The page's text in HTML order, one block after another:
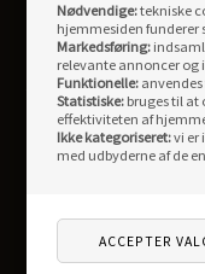
Nødvendige:tekniske
hjemmesiden funderer
Markedsføring:
relevante annoncer og
Funktionelle:
Statistiske: bruges til at
effektiviteten af
Ikke kategoriseret:vi er
med udbyderne af de
Storegade 12
DK-6880 Tarm
Åbningstider fysisk butik:
man-fre: 10.00-17.30
Weekend og helligdage:
Centervej 11